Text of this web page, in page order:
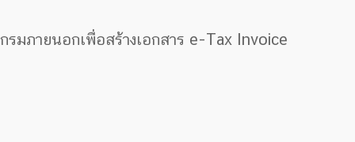
มภายนอกเพื่อสร้างเอกสาร e-Tax Invoice